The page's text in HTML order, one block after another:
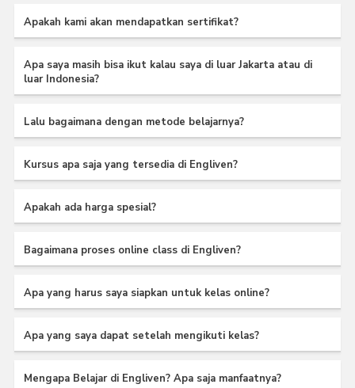
Apakah kami akan mendapatkan sertifikat?
Apa saya masih bisa ikut kalau saya di luar Jakarta atau di
luar Indonesia?
Lalu bagaimana dengan metode belajarnya?
Kursus apa saja yang tersedia di Engliven?
Apakah ada harga spesial?
Bagaimana proses online class di Engliven?
Apa yang harus saya siapkan untuk kelas online?
Apa yang saya dapat setelah mengikuti kelas?
Mengapa Belajar di Engliven? Apa saja manfaatnya?